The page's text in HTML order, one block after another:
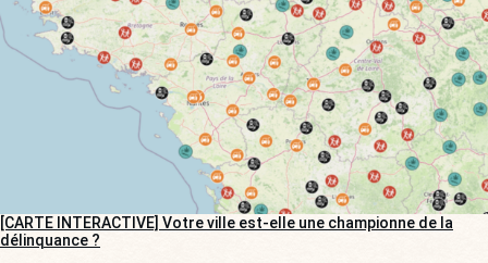
[CARTE INTERACTIVE] Votre ville est-elle une championne de la
délinquance ?